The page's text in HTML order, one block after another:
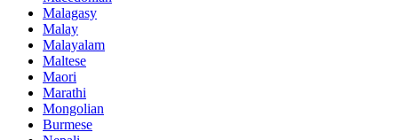
Malagasy
Malay
Malayalam
Maltese
Maori
Marathi
Mongolian
Burmese